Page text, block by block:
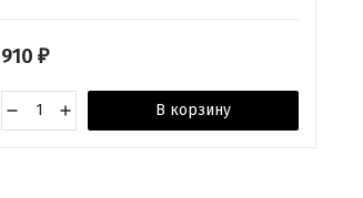
910 ₽
В корзину